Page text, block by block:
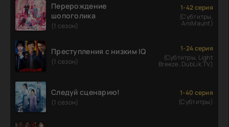
Перерождение
шопоголика
(1 сезон)
1-42 серия
(Субтитры,
AniMaunt)
Преступления с низким IQ
(1 сезон)
1-24 серия
(Субтитры, Light
Breeze, DubLik.TV)
Следуй сценарию!
(1 сезон)
1-40 серия
(Субтитры)